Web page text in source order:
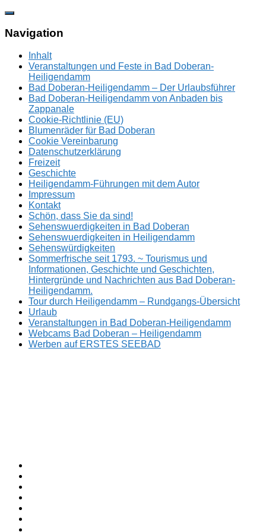
Zum
springen
Navigation
Inhalt
Veranstaltungen und Feste in Bad Doberan-
Heiligendamm
Bad Doberan-Heiligendamm – Der Urlaubsführer
Bad Doberan-Heiligendamm von Anbaden bis
Zappanale
Cookie-Richtlinie (EU)
Blumenräder für Bad Doberan
Cookie Vereinbarung
Datenschutzerklärung
Freizeit
Geschichte
Heiligendamm-Führungen mit dem Autor
Impressum
Kontakt
Schön, dass Sie da sind!
Sehenswuerdigkeiten in Bad Doberan
Sehenswuerdigkeiten in Heiligendamm
Sehenswürdigkeiten
Sommerfrische seit 1793. ~ Tourismus und
Informationen, Geschichte und Geschichten,
Hintergründe und Nachrichten aus Bad Doberan-
Heiligendamm.
Tour durch Heiligendamm – Rundgangs-Übersicht
Urlaub
Veranstaltungen in Bad Doberan-Heiligendamm
Webcams Bad Doberan – Heiligendamm
Werben auf ERSTES SEEBAD
ERSTES
SEEBAD
Sommerfrische
seit
1793.